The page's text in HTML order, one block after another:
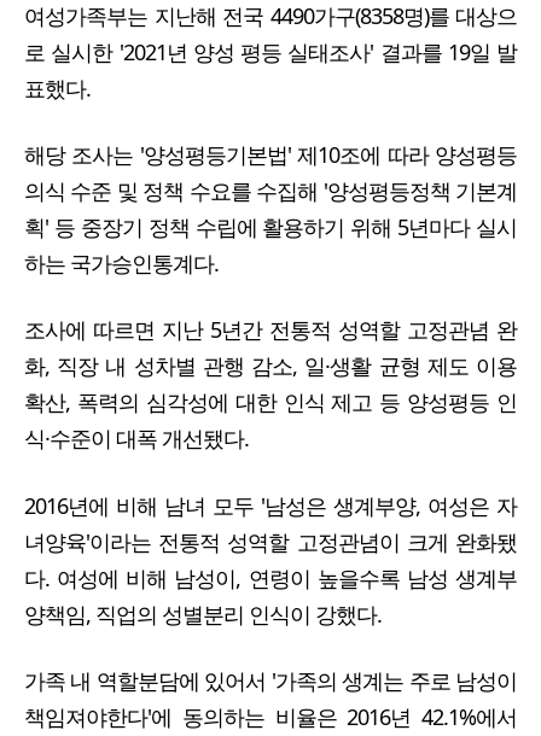
여성가족부는 지난해 전국 4490가구(8358명)를 대상으
로 실시한 '2021년 양성 평등 실태조사' 결과를 19일 발
표했다.
해당 조사는 '양성평등기본법' 제10조에 따라 양성평등
의식 수준 및 정책 수요를 수집해 '양성평등정책 기본계
획' 등 중장기 정책 수립에 활용하기 위해 5년마다 실시
하는 국가승인통계다.
조사에 따르면 지난 5년간 전통적 성역할 고정관념 완
화, 직장 내 성차별 관행 감소, 일·생활 균형 제도 이용
확산, 폭력의 심각성에 대한 인식 제고 등 양성평등 인
식·수준이 대폭 개선됐다.
2016년에 비해 남녀 모두 '남성은 생계부양, 여성은 자
녀양육'이라는 전통적 성역할 고정관념이 크게 완화됐
다. 여성에 비해 남성이, 연령이 높을수록 남성 생계부
양책임, 직업의 성별분리 인식이 강했다.
가족 내 역할분담에 있어서 '가족의 생계는 주로 남성이
책임져야한다'에 동의하는 비율은 2016년 42.1%에서